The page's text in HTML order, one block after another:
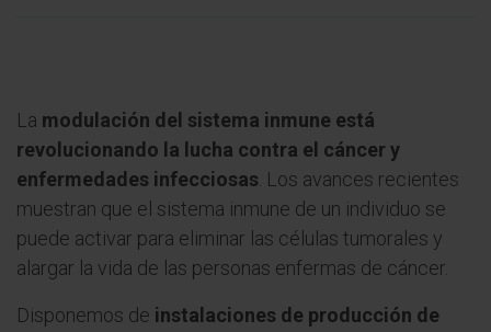
La modulación del sistema inmune está
revolucionando la lucha contra el cáncer y
enfermedades infecciosas . Los avances recientes
muestran que el sistema inmune de un individuo se
puede activar para eliminar las células tumorales y
alargar la vida de las personas enfermas de cáncer.
Disponemos de instalaciones de producción de